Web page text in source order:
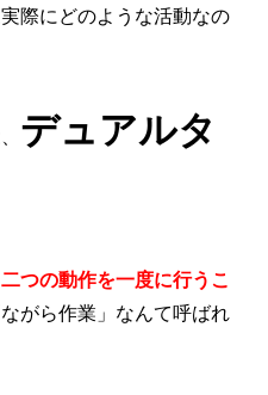
際にどのような活動なの
デュアルタ
二つの動作を一度に行うこ
がら作業」なんて呼ばれ